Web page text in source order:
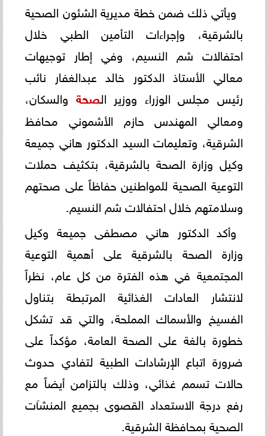
ويأتي ذلك ضمن خطة مديرية الشئون الصحية
بالشرقية، وإجراءات التأمين الطبي خلال
احتفالات شم النسيم، وفي إطار توجيهات
معالي الأستاذ الدكتور خالد عبدالغفار نائب
رئيس مجلس الوزراء ووزير الصحة والسكان،
ومعالي المهندس حازم الأشموني محافظ
الشرقية، وتعليمات السيد الدكتور هاني جميعة
وكيل وزارة الصحة بالشرقية، بتكثيف حملات
التوعية الصحية للمواطنين حفاظاً على صحتهم
وسلامتهم خلال احتفالات شم النسيم.
وأكد الدكتور هاني مصطفى جميعة وكيل
وزارة الصحة بالشرقية على أهمية التوعية
المجتمعية في هذه الفترة من كل عام، نظراً
لانتشار العادات الغذائية المرتبطة بتناول
الفسيخ والأسماك المملحة، والتي قد تشكل
خطورة بالغة على الصحة العامة، مؤكداً على
ضرورة اتباع الإرشادات الطبية لتفادي حدوث
حالات تسمم غذائي، وذلك بالتزامن أيضاً مع
رفع درجة الاستعداد القصوى بجميع المنشآت
الصحية بمحافظة الشرقية.